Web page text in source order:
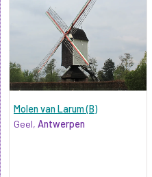
Molen van Larum (B)
Geel, Antwerpen